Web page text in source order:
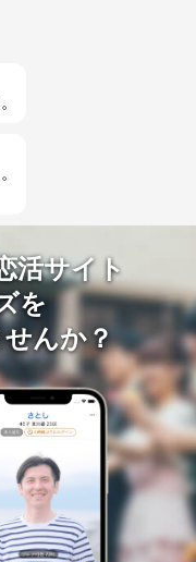
活サイト
を
んか？